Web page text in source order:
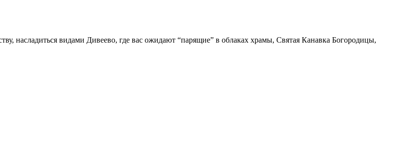
насладиться видами Дивеево, где вас ожидают “парящие” в облаках храмы, Святая Канавка Богородицы,